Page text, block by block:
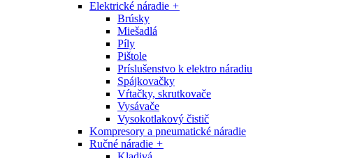
Elektrické náradie +
Brúsky
Miešadlá
Píly
Pištole
Príslušenstvo k elektro náradiu
Spájkovačky
Vŕtačky, skrutkovače
Vysávače
Vysokotlakový čistič
Kompresory a pneumatické náradie
Ručné náradie +